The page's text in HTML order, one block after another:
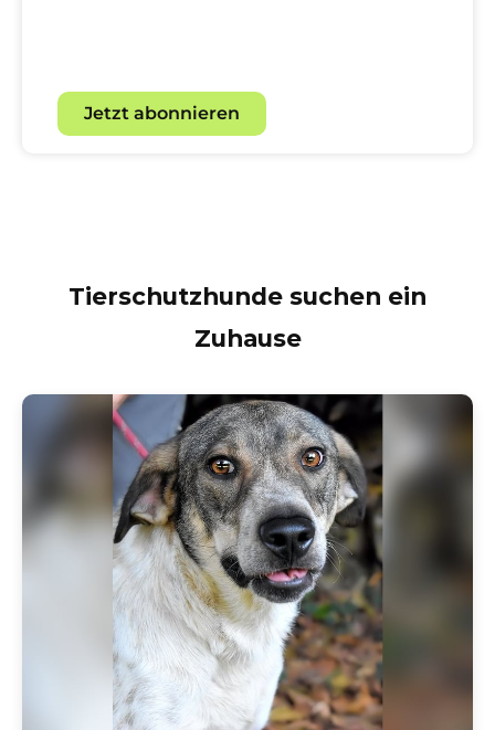
Jetzt abonnieren
Tierschutzhunde suchen ein
Zuhause